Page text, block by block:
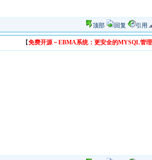
顶部 回复 引用
【免费开源－EBMA系统：更安全的MYSQL管